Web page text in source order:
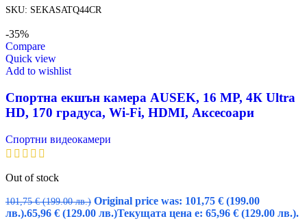
SKU: SEKASATQ44CR
-35%
Compare
Quick view
Add to wishlist
Спортна екшън камера AUSEK, 16 MP, 4К Ultra
HD, 170 градуса, Wi-Fi, HDMI, Аксесоари
Спортни видеокамери
Out of stock
101,75€ (199.00 лв.) Original price was: 101,75 € (199.00
лв.).65,96 € (129.00 лв.)Текущата цена е: 65,96 € (129.00 лв.).